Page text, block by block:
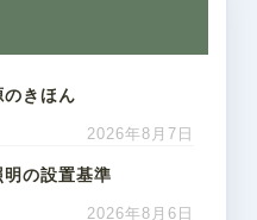
きほん
2026年8月7日
の設置基準
2026年8月6日